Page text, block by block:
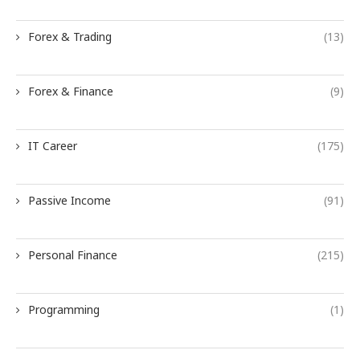
Forex & Trading (13)
Forex & Finance (9)
IT Career (175)
Passive Income (91)
Personal Finance (215)
Programming (1)